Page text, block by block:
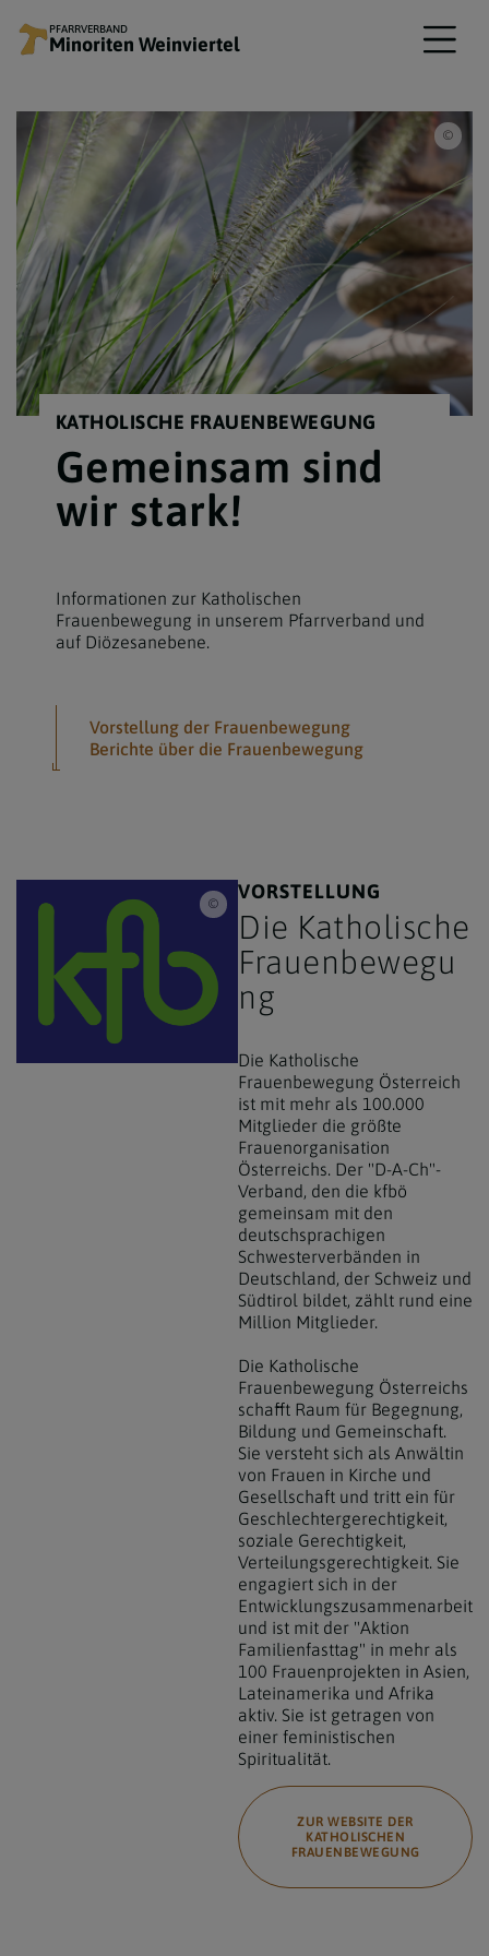
PFARRVERBAND
Minoriten Weinviertel
KATHOLISCHE FRAUENBEWEGUNG
Gemeinsam sind
wir stark!
Informationen zur Katholischen
Frauenbewegung in unserem Pfarrverband und
auf Diözesanebene.
Vorstellung der Frauenbewegung
Berichte über die Frauenbewegung
Katholische Frauenbewegung
VORSTELLUNG
Die Katholische
Frauenbewegu
ng
Die Katholische
Frauenbewegung Österreich
ist mit mehr als 100.000
Mitglieder die größte
Frauenorganisation
Österreichs. Der "D-A-Ch"-
Verband, den die kfbö
gemeinsam mit den
deutschsprachigen
Schwesterverbänden in
Deutschland, der Schweiz und
Südtirol bildet, zählt rund eine
Million Mitglieder.
Die Katholische
Frauenbewegung Österreichs
schafft Raum für Begegnung,
Bildung und Gemeinschaft.
Sie versteht sich als Anwältin
von Frauen in Kirche und
Gesellschaft und tritt ein für
Geschlechtergerechtigkeit,
soziale Gerechtigkeit,
Verteilungsgerechtigkeit. Sie
engagiert sich in der
Entwicklungszusammenarbeit
und ist mit der "Aktion
Familienfasttag" in mehr als
100 Frauenprojekten in Asien,
Lateinamerika und Afrika
aktiv. Sie ist getragen von
einer feministischen
Spiritualität.
ZUR WEBSITE DER
KATHOLISCHEN
FRAUENBEWEGUNG